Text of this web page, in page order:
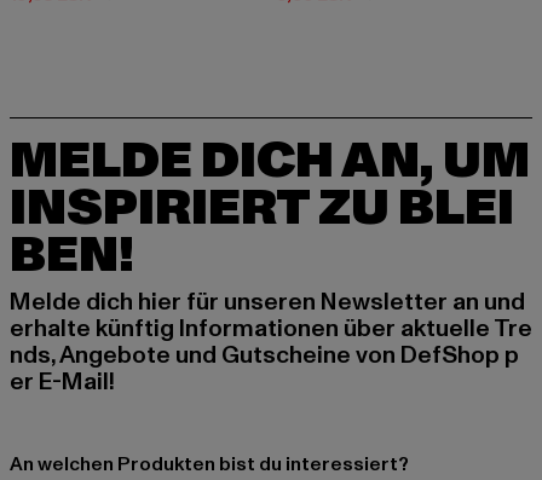
MELDE DICH AN, UM
INSPIRIERT ZU BLEI
BEN!
Melde dich hier für unseren Newsletter an und
erhalte künftig Informationen über aktuelle Tre
nds, Angebote und Gutscheine von DefShop p
er E-Mail!
An welchen Produkten bist du interessiert?